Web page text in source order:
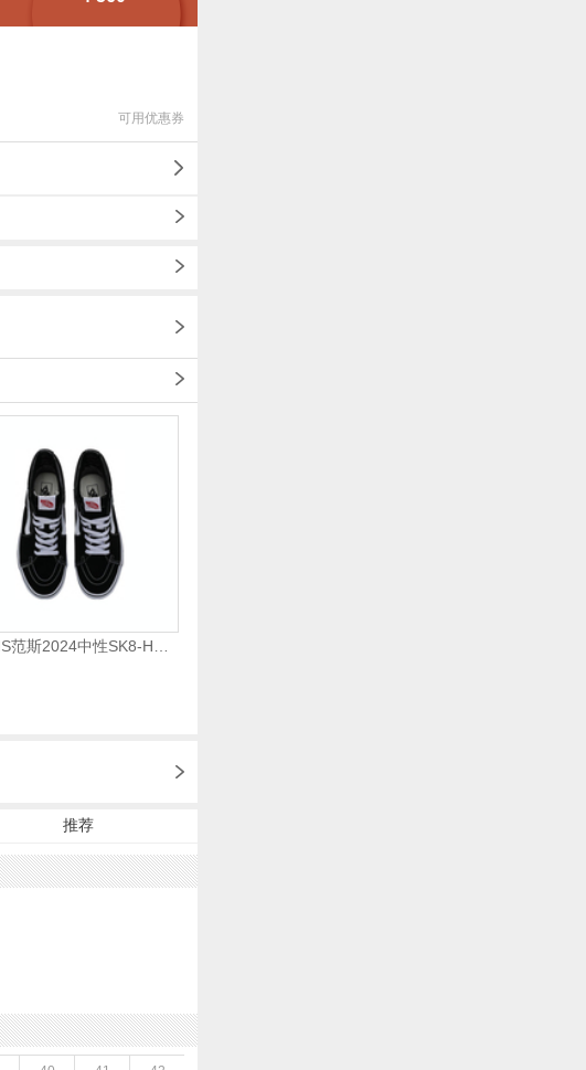
可用优惠券
VANS范斯2024中性SK8-HiCL帆布鞋/硫化鞋VN000D5IB8C
推荐